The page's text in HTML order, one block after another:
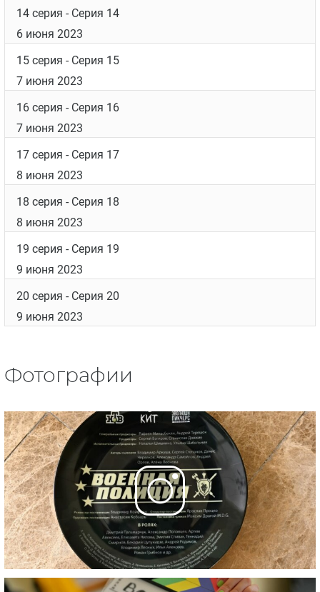
14 серия - Серия 14
6 июня 2023
15 серия - Серия 15
7 июня 2023
16 серия - Серия 16
7 июня 2023
17 серия - Серия 17
8 июня 2023
18 серия - Серия 18
8 июня 2023
19 серия - Серия 19
9 июня 2023
20 серия - Серия 20
9 июня 2023
Фотографии